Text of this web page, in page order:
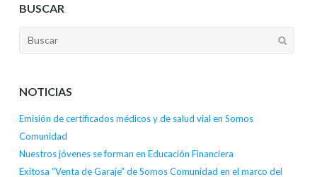
BUSCAR
NOTICIAS
Emisión de certificados médicos y de salud vial en Somos
Comunidad
Nuestros jóvenes se forman en Educación Financiera
Exitosa “Venta de Garaje” de Somos Comunidad en el marco del